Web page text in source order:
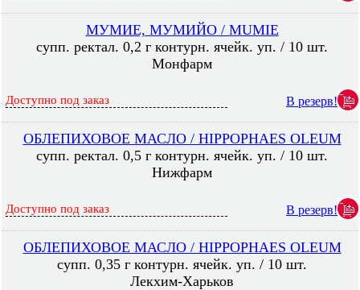
МУМИЕ, МУМИЙО / MUMIE
супп. ректал. 0,2 г контурн. ячейк. уп. / 10 шт.
Монфарм
Доступно под заказ В резерв!
ОБЛЕПИХОВОЕ МАСЛО / HIPPOPHAES OLEUM
супп. ректал. 0,5 г контурн. ячейк. уп. / 10 шт.
Нижфарм
Доступно под заказ В резерв!
ОБЛЕПИХОВОЕ МАСЛО / HIPPOPHAES OLEUM
супп. 0,35 г контурн. ячейк. уп. / 10 шт.
Лекхим-Харьков